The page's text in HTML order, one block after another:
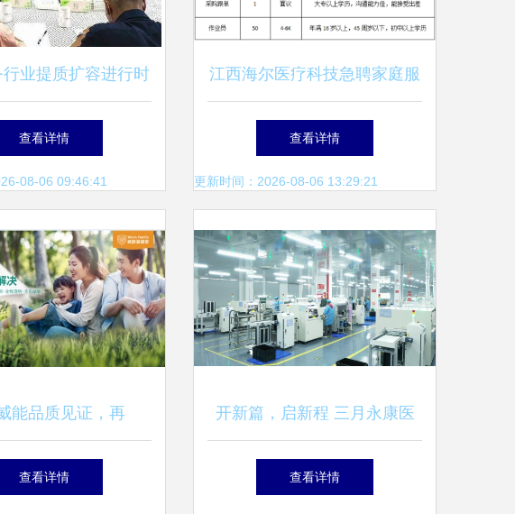
业提质扩容进行时
查看详情
08-06 09:46:41
江西海尔医疗科技急聘家庭服
务岗，打造专业健康管家
查看详情
更新时间：2026-08-06 13:29:21
能品质见证，再
消费者信赖十大家居
查看详情
开新篇，启新程 三月永康医
疗携手家政服务共赴医疗器械
查看详情